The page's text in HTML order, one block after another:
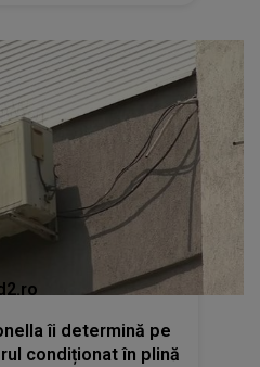
îi determină pe
condiționat în plină